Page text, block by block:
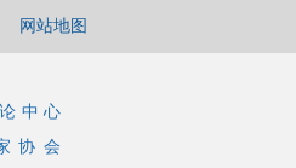
网站地图
中心
协会